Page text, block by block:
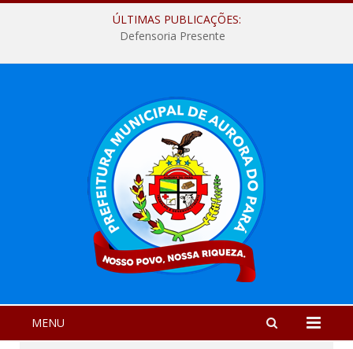
ÚLTIMAS PUBLICAÇÕES:
Defensoria Presente
MENU